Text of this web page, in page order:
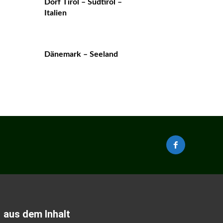
Dorf Tirol – Südtirol –
Italien
Dänemark – Seeland
aus dem Inhalt